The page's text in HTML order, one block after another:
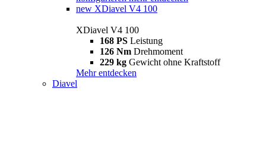
new XDiavel V4 100
XDiavel V4 100
168 PS Leistung
126 Nm Drehmoment
229 kg Gewicht ohne Kraftstoff
Mehr entdecken
Diavel